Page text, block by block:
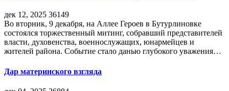
дек 12, 2025 36149
Во вторник, 9 декабря, на Аллее Героев в Бутурлиновке
состоялся торжественный митинг, собравший представителей
власти, духовенства, военнослужащих, юнармейцев и
жителей района. Событие стало данью глубокого уважения…
Дар материнского взгляда